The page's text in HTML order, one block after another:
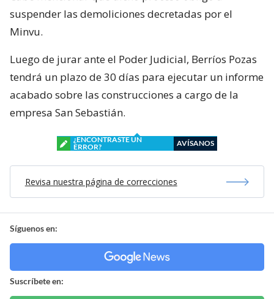
suspender las demoliciones decretadas por el
Minvu.
Luego de jurar ante el Poder Judicial, Berríos Pozas
tendrá un plazo de 30 días para ejecutar un informe
acabado sobre las construcciones a cargo de la
empresa San Sebastián.
¿ENCONTRASTE UN
ERROR?
AVÍSANOS
Revisa nuestra página de correcciones
Síguenos en:
Suscríbete en: